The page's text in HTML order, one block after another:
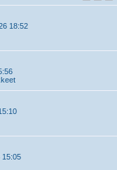
18:52
15:05